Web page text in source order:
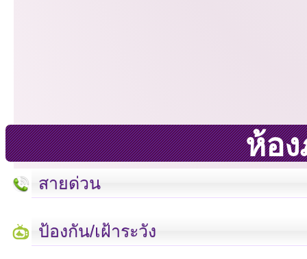
ห้อ
สายด่วน
ป้องกัน/เฝ้าระวัง